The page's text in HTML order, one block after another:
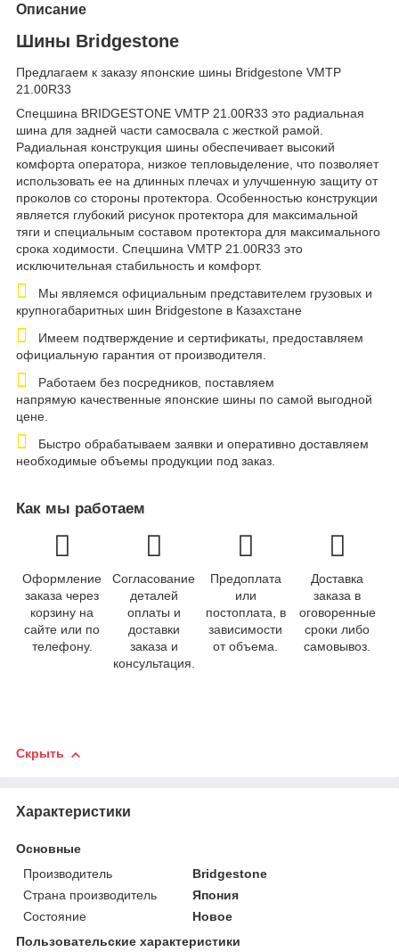
Описание
Шины Bridgestone
Предлагаем к заказу японские шины Bridgestone VMTP
21.00R33
Спецшина BRIDGESTONE VMTP 21.00R33 это радиальная
шина для задней части самосвала с жесткой рамой.
Радиальная конструкция шины обеспечивает высокий
комфорта оператора, низкое тепловыделение, что позволяет
использовать ее на длинных плечах и улучшенную защиту от
проколов со стороны протектора. Особенностью конструкции
является глубокий рисунок протектора для максимальной
тяги и специальным составом протектора для максимального
срока ходимости. Спецшина VMTP 21.00R33 это
исключительная стабильность и комфорт.
Мы являемся официальным представителем грузовых и
крупногабаритных шин Bridgestone в Казахстане
Имеем подтверждение и сертификаты, предоставляем
официальную гарантия от производителя.
Работаем без посредников, поставляем
напрямую качественные японские шины по самой выгодной
цене.
Быстро обрабатываем заявки и оперативно доставляем
необходимые объемы продукции под заказ.
Как мы работаем
Оформление
заказа через
корзину на
сайте или по
телефону.
Согласование
деталей
оплаты и
доставки
заказа и
консультация.
Предоплата
или
постоплата, в
зависимости
от объема.
Доставка
заказа в
оговоренные
сроки либо
самовывоз.
Скрыть
Характеристики
Основные
Производитель
Bridgestone
Страна производитель
Япония
Состояние
Новое
Пользовательские характеристики